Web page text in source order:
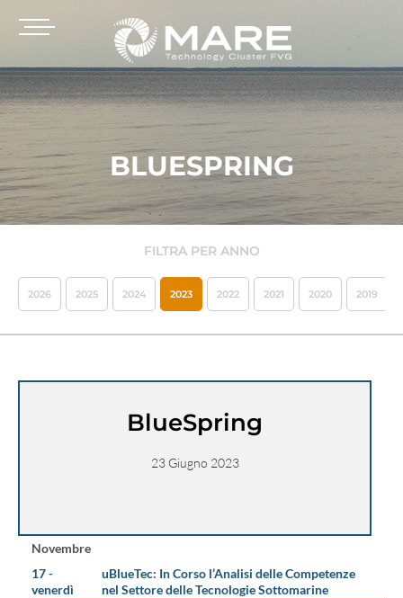
BLUESPRING
FILTRA PER ANNO
2026 2025 2024 2023 2022 2021 2020 2019
BlueSpring
23 Giugno 2023
Novembre
17 -
venerdì
uBlueTec: In Corso l’Analisi delle Competenze
nel Settore delle Tecnologie Sottomarine